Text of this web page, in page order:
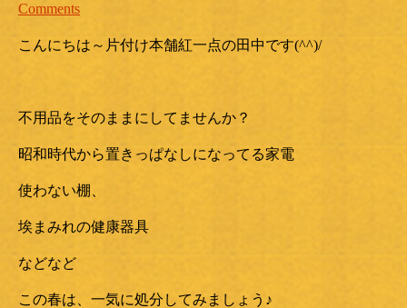
Comments
こんにちは～片付け本舗紅一点の田中です(^^)/
不用品をそのままにしてませんか？
昭和時代から置きっぱなしになってる家電
使わない棚、
埃まみれの健康器具
などなど
この春は、一気に処分してみましょう♪